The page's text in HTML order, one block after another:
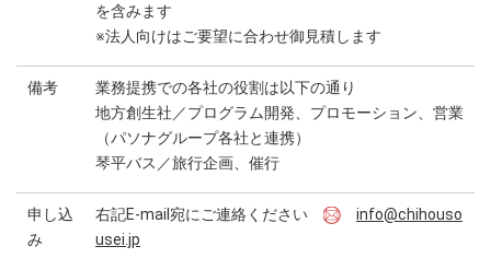
を含みます
※法人向けはご要望に合わせ御見積します
備考
業務提携での各社の役割は以下の通り
地方創生社／プログラム開発、プロモーション、営業
（パソナグループ各社と連携）
琴平バス／旅行企画、催行
申し込
み
右記E-mail宛にご連絡ください
info@chihouso
usei.jp